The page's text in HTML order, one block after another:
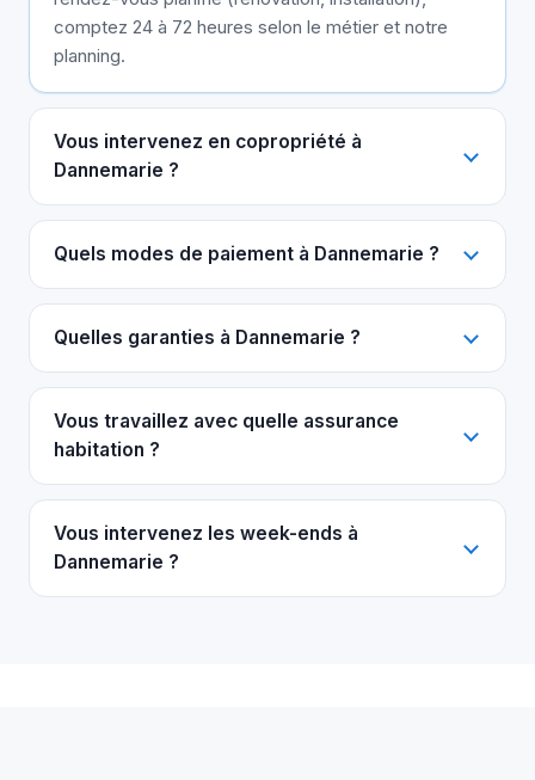
comptez 24 à 72 heures selon le métier et notre
planning.
Vous intervenez en copropriété à
Dannemarie ?
Quels modes de paiement à Dannemarie ?
Quelles garanties à Dannemarie ?
Vous travaillez avec quelle assurance
habitation ?
Vous intervenez les week-ends à
Dannemarie ?